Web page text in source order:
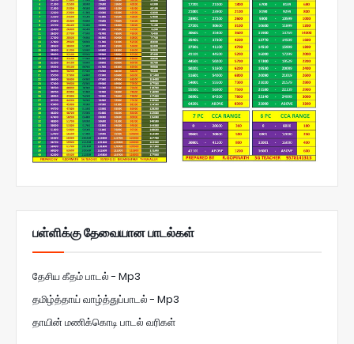
பள்ளிக்கு தேவையான பாடல்கள்
தேசிய கீதம் பாடல் - Mp3
தமிழ்த்தாய் வாழ்த்துப்பாடல் - Mp3
தாயின் மணிக்கொடி பாடல் வரிகள்